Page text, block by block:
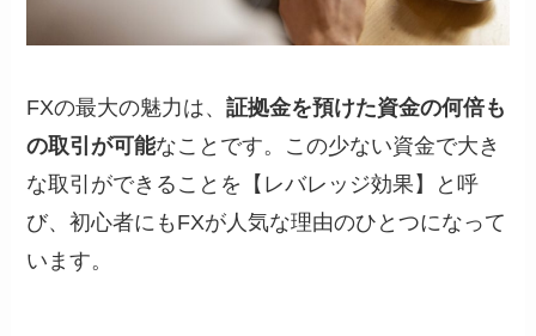
FXの最大の魅力は、証拠金を預けた資金の何倍も
の取引が可能なことです。この少ない資金で大き
な取引ができることを【レバレッジ効果】と呼
び、初心者にもFXが人気な理由のひとつになって
います。